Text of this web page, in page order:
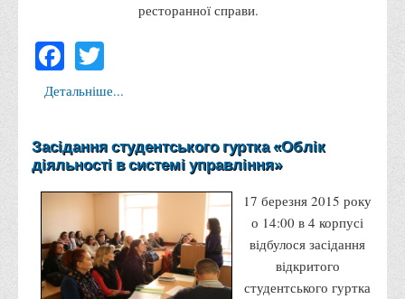
Обліково-фінансовий
Торгівлі, маркетингу та сфери обслуговування
Кафедри
Товарознавства, експертизи та торговельного
підприємництва
Туризму та готельно-ресторанної справи
Фізичного виховання та спорту
ресторанної справи.
Facebook
Детальніше...
Засідання студентського гуртка «Облік
діяльності в системі управління»
17 березня 2015 року
о 14:00 в 4 корпусі
відбулося засідання
відкритого
студентського гуртка